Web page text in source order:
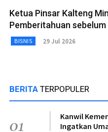
Ketua Pinsar Kalteng
Pemberitahuan
BISNIS 29 Jul 2026
BERITA TERPOPULER
01
Kanwil
Ingatkan